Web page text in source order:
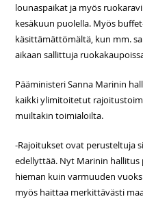
lounaspaikat ja myös
kesäkuun puolella. Myös
käsittämättömältä, kun mm.
aikaan sallittuja
Pääministeri Sanna Marinin
kaikki ylimitoitetut
muiltakin toimialoilta.
-Rajoitukset ovat perusteltuja
edellyttää. Nyt Marinin hallitus
hieman kuin varmuuden
myös haittaa merkittävästi